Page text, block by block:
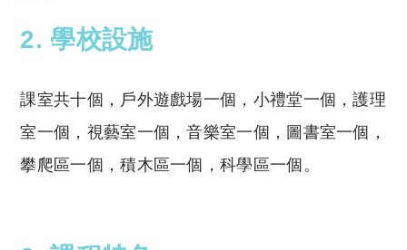
2. 學校設施
課室共十個，戶外遊戲場一個，小禮堂一個，護理
室一個，視藝室一個，音樂室一個，圖書室一個，
攀爬區一個，積木區一個，科學區一個。